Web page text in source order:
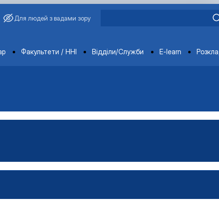
Для людей з вадами зору
Факультети / ННІ Відділи/Служби E-learn